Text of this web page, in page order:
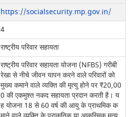
https://socialsecurity.mp.gov.in/
4
राष्ट्रीय परिवार सहायता
राष्ट्रीय परिवार सहायता योजना (NFBS) गरीबी
रेखा से नीचे जीवन यापन करने वाले परिवारों को
मुख्य कमाने वाले व्यक्ति की मृत्यु होने पर ₹20,00
0 की एकमुश्त नकद सहायता प्रदान करती है। य
ह योजना 18 से 60 वर्ष की आयु के प्राथमिक क